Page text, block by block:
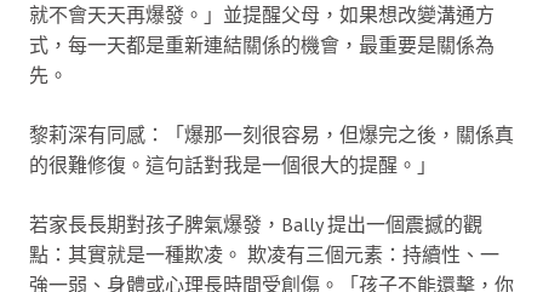
就不會天天再爆發。」並提醒父母，如果想改變溝通方
式，每一天都是重新連結關係的機會，最重要是關係為
先。
黎莉深有同感：「爆那一刻很容易，但爆完之後，關係真
的很難修復。這句話對我是一個很大的提醒。」
若家長長期對孩子脾氣爆發，Bally 提出一個震撼的觀
點：其實就是一種欺凌。 欺凌有三個元素：持續性、一
強一弱、身體或心理長時間受創傷。「孩子不能還擊，你